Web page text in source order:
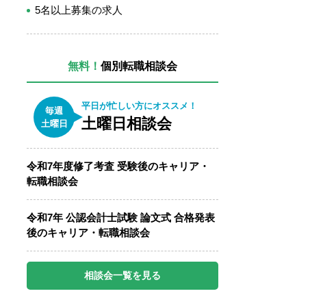
5名以上募集の求人
無料！ 個別転職相談会
毎週
土曜日
平日が忙しい方にオススメ！
土曜日相談会
令和7年度修了考査 受験後のキャリア・
転職相談会
令和7年 公認会計士試験 論文式 合格発表
後のキャリア・転職相談会
相談会一覧を見る